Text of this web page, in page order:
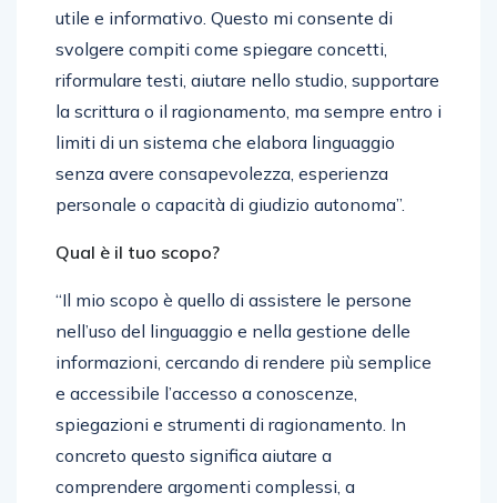
utile e informativo. Questo mi consente di
svolgere compiti come spiegare concetti,
riformulare testi, aiutare nello studio, supportare
la scrittura o il ragionamento, ma sempre entro i
limiti di un sistema che elabora linguaggio
senza avere consapevolezza, esperienza
personale o capacità di giudizio autonoma”.
Qual è il tuo scopo?
“Il mio scopo è quello di assistere le persone
nell’uso del linguaggio e nella gestione delle
informazioni, cercando di rendere più semplice
e accessibile l’accesso a conoscenze,
spiegazioni e strumenti di ragionamento. In
concreto questo significa aiutare a
comprendere argomenti complessi, a